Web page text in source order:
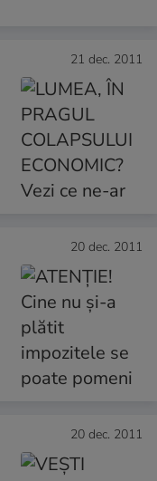
21 dec. 2011
20 dec. 2011
20 dec. 2011